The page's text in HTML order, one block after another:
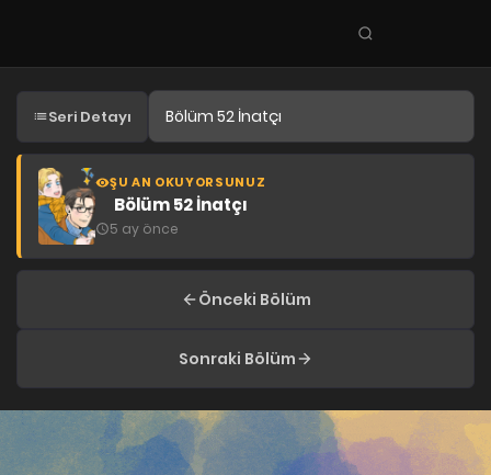
Seri
ara
KEŞFET
En Sevilenler
Trend Seriler
Tamamlanan Seriler
Planlanan Seriler
Yaoi
Yuri
Seri Detayı
ŞU AN OKUYORSUNUZ
Bölüm 52 İnatçı
5 ay önce
Önceki Bölüm
Sonraki Bölüm